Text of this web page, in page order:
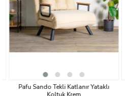
• 2 yıl garantilidir.
Pafu Sando Tekli Katlanır Yataklı